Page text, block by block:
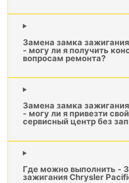
Замена замка
- могу ли я получить
вопросам ремонта?
Замена замка
- могу ли я привезти
сервисный центр без
Где можно выполнить -
зажигания Chrysler